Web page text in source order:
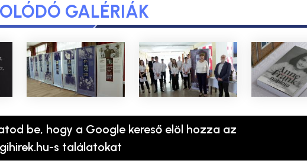
GALÉRIÁK
be, hogy a Google kereső elöl hozza az
s találatokat